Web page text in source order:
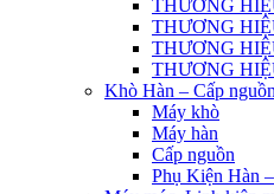
THƯƠNG
THƯƠNG
THƯƠNG
THƯƠNG
Khò Hàn – Cấp
Máy khò
Máy hàn
Cấp nguồn
Phụ Kiện Hàn